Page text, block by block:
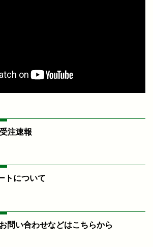
注速報
トについて
問い合わせなどはこちらから